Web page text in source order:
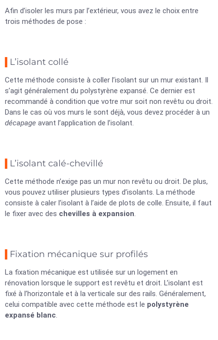
Afin d’isoler les murs par l’extérieur, vous avez le choix entre
trois méthodes de pose :
L’isolant collé
Cette méthode consiste à coller l’isolant sur un mur existant. Il
s’agit généralement du polystyrène expansé. Ce dernier est
recommandé à condition que votre mur soit non revêtu ou droit.
Dans le cas où vos murs le sont déjà, vous devez procéder à un
décapage avant l’application de l’isolant.
L’isolant calé-chevillé
Cette méthode n’exige pas un mur non revêtu ou droit. De plus,
vous pouvez utiliser plusieurs types d’isolants. La méthode
consiste à caler l’isolant à l’aide de plots de colle. Ensuite, il faut
le fixer avec des chevilles à expansion.
Fixation mécanique sur profilés
La fixation mécanique est utilisée sur un logement en
rénovation lorsque le support est revêtu et droit. L’isolant est
fixé à l’horizontale et à la verticale sur des rails. Généralement,
celui compatible avec cette méthode est le polystyrène
expansé blanc.